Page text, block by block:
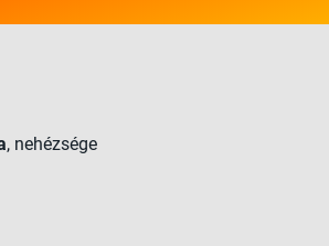
, nehézsége